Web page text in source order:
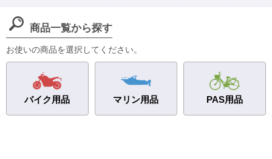
商品一覧から探す
お使いの商品を選択してください。
バイク用品 マリン用品 PAS用品